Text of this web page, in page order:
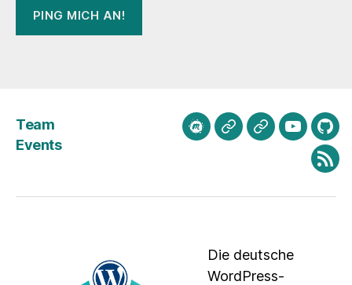
Team
Events
meetup.com
Mastodon
BlueskyYoutube
Die deutsche
WordPress-